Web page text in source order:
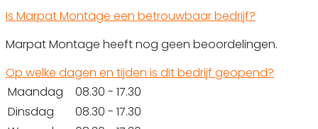
Is Marpat Montage een betrouwbaar bedrijf?
Marpat Montage heeft nog geen beoordelingen.
Op welke dagen en tijden is dit bedrijf geopend?
Maandag
08.30 - 17.30
Dinsdag
08.30 - 17.30